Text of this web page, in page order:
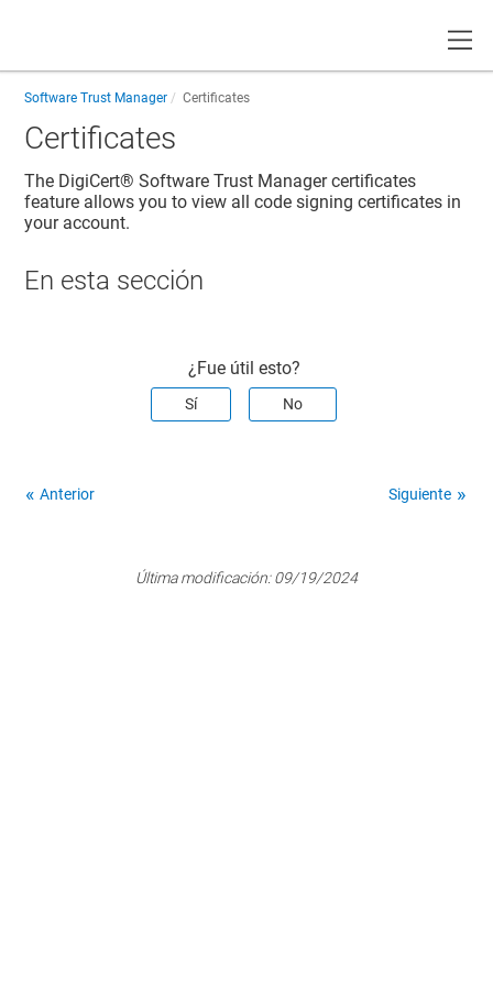
Software Trust Manager Certificates
Certificates
The DigiCert​​®​​ Software Trust Managercertificates
feature allows you to view all code signing certificates in
your account.
En esta sección
¿Fue útil esto?
Sí No
Anterior Siguiente
Última modificación:09/19/2024